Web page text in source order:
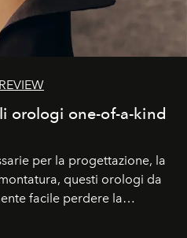
orologi one-of-a-kind
per la progettazione, la
questi orologi da
facile perdere la